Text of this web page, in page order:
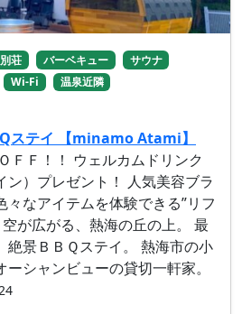
荘 バーベキュー
サウナ
Wi-Fi 温泉近隣
ステイ 【minamo Atami】
ＦＦ！！ ウェルカムドリンク
ン）プレゼント！ 人気美容ブラ
々なアイテムを体験できる”リフ
が広がる、熱海の丘の上。 最
絶景ＢＢＱステイ。 熱海市の小
シャンビューの貸切一軒家。